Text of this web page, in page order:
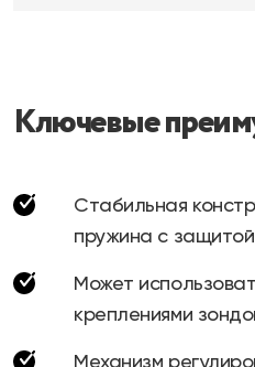
Ключевые
Стабильная
пружина с
Может
креплениями
Механизм